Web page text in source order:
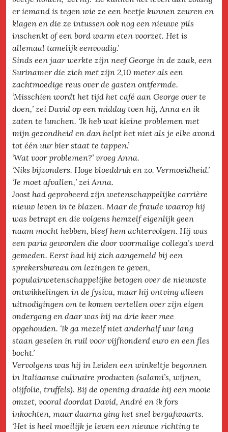
er iemand is tegen wie ze een beetje kunnen zeuren en
klagen en die ze intussen ook nog een nieuwe pils
inschenkt of een bord warm eten voorzet. Het is
allemaal tamelijk eenvoudig.’
Sinds een jaar werkte zijn neef George in de zaak, een
Surinamer die zich met zijn 2,10 meter als een
zachtmoedige reus over de gasten ontfermde.
‘Misschien wordt het tijd het café aan George over te
doen,’ zei David op een middag toen hij, Anna en ik
zaten te lunchen. ‘Ik heb wat kleine problemen met
mijn gezondheid en dan helpt het niet als je elke avond
tot één uur bier staat te tappen.’
‘Wat voor problemen?’ vroeg Anna.
‘Niks bijzonders. Hoge bloeddruk en zo. Vermoeidheid.’
‘Je moet afvallen,’ zei Anna.
Joost had geprobeerd zijn wetenschappelijke carrière
nieuw leven in te blazen. Maar de fraude waarop hij
was betrapt en die volgens hemzelf eigenlijk geen
naam mocht hebben, bleef hem achtervolgen. Hij was
een paria geworden die door voormalige collega’s werd
gemeden. Eerst had hij zich aangemeld bij een
sprekersbureau om lezingen te geven,
populairwetenschappelijke betogen over de nieuwste
ontwikkelingen in de fysica, maar hij ontving alleen
uitnodigingen om te komen vertellen over zijn eigen
ondergang en daar was hij na drie keer mee
opgehouden. ‘Ik ga mezelf niet anderhalf uur lang
staan geselen in ruil voor vijfhonderd euro en een fles
bocht.’
Vervolgens was hij in Leiden een winkeltje begonnen
in Italiaanse culinaire producten (salami’s, wijnen,
olijfolie, truffels). Bij de opening draaide hij een mooie
omzet, vooral doordat David, André en ik fors
inkochten, maar daarna ging het snel bergafwaarts.
‘Het is heel moeilijk je leven een nieuwe richting te